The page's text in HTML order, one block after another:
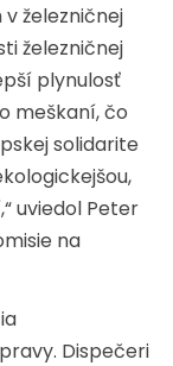
železničnej
železničnej
plynulosť
meškaní, čo
solidarite
uviedol Peter
na
Dispečeri